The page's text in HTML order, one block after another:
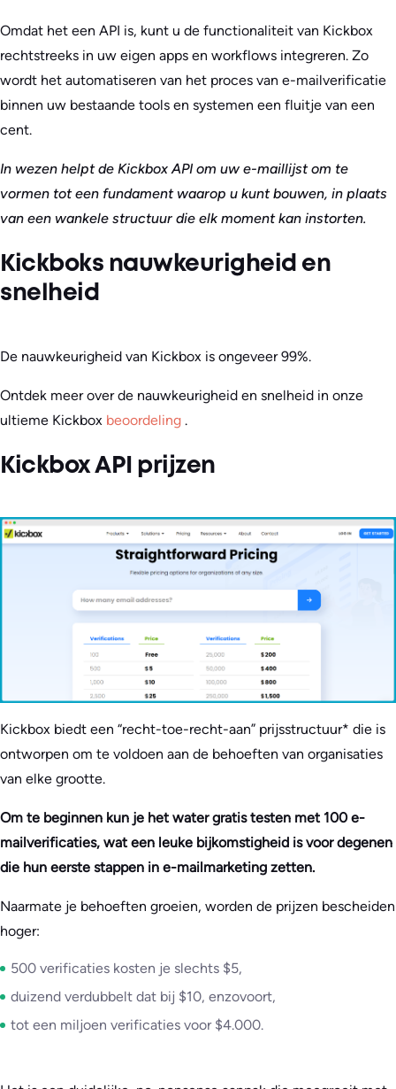
Omdat het een API is, kunt u de functionaliteit van Kickbox
rechtstreeks in uw eigen apps en workflows integreren. Zo
wordt het automatiseren van het proces van e-mailverificatie
binnen uw bestaande tools en systemen een fluitje van een
cent.
In wezen helpt de Kickbox API om uw e-maillijst om te
vormen tot een fundament waarop u kunt bouwen, in plaats
van een wankele structuur die elk moment kan instorten.
Kickboks nauwkeurigheid en
snelheid
De nauwkeurigheid van Kickbox is ongeveer 99%.
Ontdek meer over de nauwkeurigheid en snelheid in onze
ultieme Kickbox beoordeling .
Kickbox API prijzen
Kickbox biedt een “recht-toe-recht-aan” prijsstructuur* die is
ontworpen om te voldoen aan de behoeften van organisaties
van elke grootte.
Om te beginnen kun je het water gratis testen met 100 e-
mailverificaties, wat een leuke bijkomstigheid is voor degenen
die hun eerste stappen in e-mailmarketing zetten.
Naarmate je behoeften groeien, worden de prijzen bescheiden
hoger:
500 verificaties kosten je slechts $5,
duizend verdubbelt dat bij $10, enzovoort,
tot een miljoen verificaties voor $4.000.